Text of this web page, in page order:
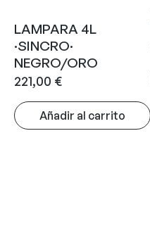
LAMPARA 4L
·SINCRO·
NEGRO/ORO
221,00 €
Añadir al carrito